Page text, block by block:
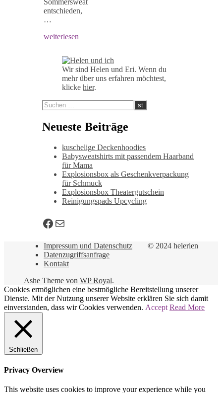
entschieden,
…
weiterlesen
Wir sind Helen und Eri. Wenn du
mehr über uns erfahren möchtest,
klicke hier.
Neueste Beiträge
kuschelige Deckenhoodies
Babysweatshirts mit passendem Haarband
für Mama
Explosionsbox als Geschenkverpackung
für Schmuck
Explosionsbox Theatergutschein
Reinigungspads Upcycling
Facebook
E-Mail
© 2024 helerien
Impressum und Datenschutz
Datenzugriffsanfrage
Kontakt
Ashe Theme von WP Royal.
Cookies ermöglichen eine bestmögliche Bereitstellung unserer
Dienste. Mit der Nutzung unserer Website erklären Sie sich damit
einverstanden, dass wir Cookies verwenden. Accept Read More
Schließen
Privacy Overview
This website uses cookies to improve your experience while you